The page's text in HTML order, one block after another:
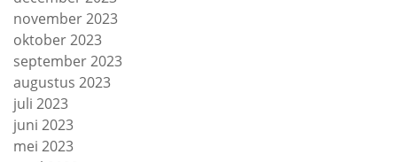
november 2023
oktober 2023
september 2023
augustus 2023
juli 2023
juni 2023
mei 2023